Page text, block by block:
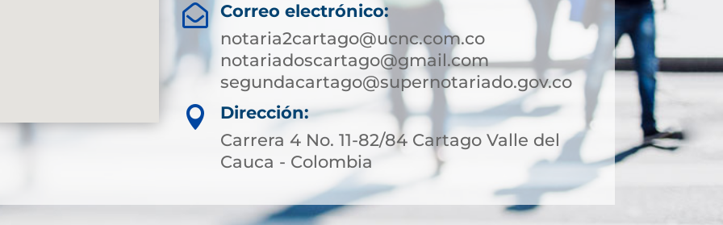

Correo electrónico:
notaria2cartago@ucnc.com.co
notariadoscartago@gmail.com
segundacartago@supernotariado.gov.co

Dirección:
Carrera 4 No. 11-82/84 Cartago Valle del
Cauca - Colombia